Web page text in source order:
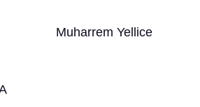
Yellice
ROMA’DA